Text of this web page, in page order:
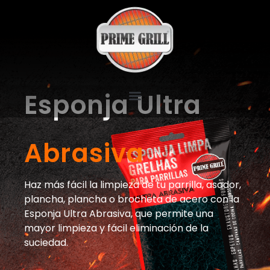
Esponja Ultra
Abrasiva
Haz más fácil la limpieza de tu parrilla, asador,
plancha, plancha o brocheta de acero con la
Esponja Ultra Abrasiva, que permite una
mayor limpieza y fácil eliminación de la
suciedad.